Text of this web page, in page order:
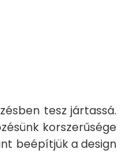
tesz jártassá.
korszerűsége
beépítjük a design